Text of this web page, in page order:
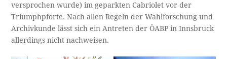
versprochen wurde) im geparkten Cabriolet vor der
Triumphpforte. Nach allen Regeln der Wahlforschung und
Archivkunde lässt sich ein Antreten der ÖABP in Innsbruck
allerdings nicht nachweisen.